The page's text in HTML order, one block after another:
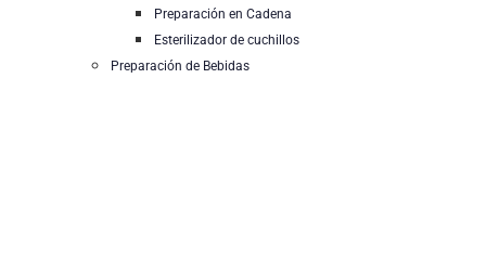
Preparación en Cadena
Esterilizador de cuchillos
Preparación de Bebidas